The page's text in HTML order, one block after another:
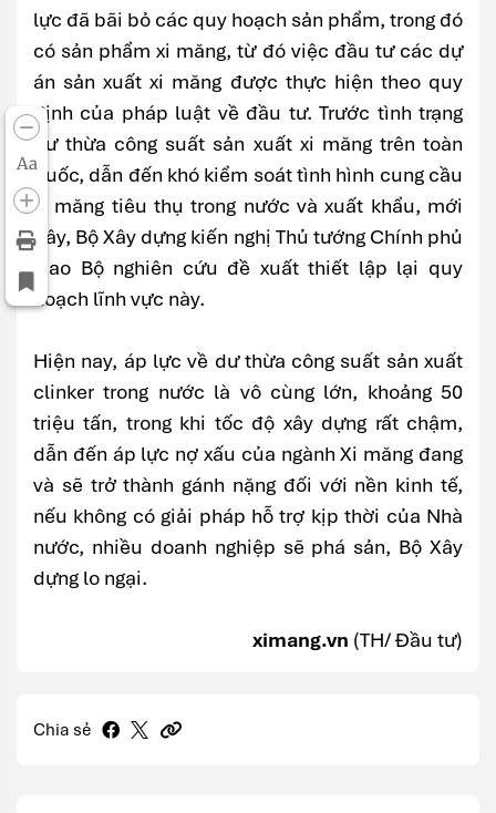
Aa
lực đã bãi bỏ các quy hoạch sản phẩm, trong đó
có sản phẩm xi măng, từ đó việc đầu tư các dự
án sản xuất xi măng được thực hiện theo quy
định của pháp luật về đầu tư. Trước tình trạng
dư thừa công suất sản xuất xi măng trên toàn
quốc, dẫn đến khó kiểm soát tình hình cung cầu
xi măng tiêu thụ trong nước và xuất khẩu, mới
đây, Bộ Xây dựng kiến nghị Thủ tướng Chính phủ
giao Bộ nghiên cứu đề xuất thiết lập lại quy
hoạch lĩnh vực này.
Hiện nay, áp lực về dư thừa công suất sản xuất
clinker trong nước là vô cùng lớn, khoảng 50
triệu tấn, trong khi tốc độ xây dựng rất chậm,
dẫn đến áp lực nợ xấu của ngành Xi măng đang
và sẽ trở thành gánh nặng đối với nền kinh tế,
nếu không có giải pháp hỗ trợ kịp thời của Nhà
nước, nhiều doanh nghiệp sẽ phá sản, Bộ Xây
dựng lo ngại.
ximang.vn (TH/ Đầu tư)
Chia sẻ